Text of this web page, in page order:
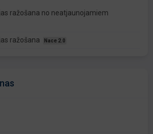
ražošana no neatjaunojamiem
ražošana Nace 2.0